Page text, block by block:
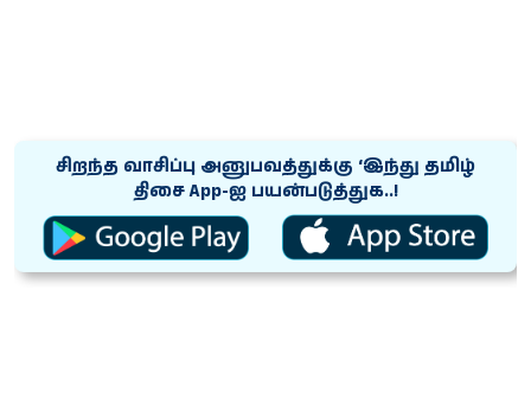
சிறந்த வாசிப்பு அனுபவத்துக்கு ‘இந்து தமிழ்
திசை App-ஐ பயன்படுத்துக..!